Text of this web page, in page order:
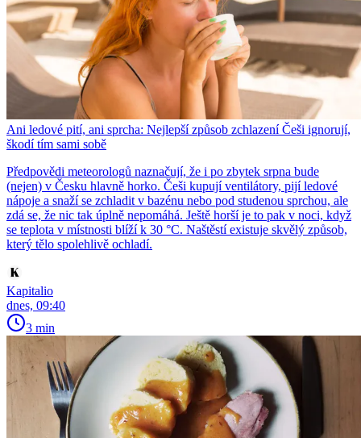
Ani ledové pití, ani sprcha: Nejlepší způsob zchlazení Češi ignorují,
škodí tím sami sobě
Předpovědi meteorologů naznačují, že i po zbytek srpna bude
(nejen) v Česku hlavně horko. Češi kupují ventilátory, pijí ledové
nápoje a snaží se zchladit v bazénu nebo pod studenou sprchou, ale
zdá se, že nic tak úplně nepomáhá. Ještě horší je to pak v noci, když
se teplota v místnosti blíží k 30 °C. Naštěstí existuje skvělý způsob,
který tělo spolehlivě ochladí.
Kapitalio
dnes, 09:40
3 min